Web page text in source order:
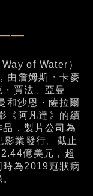
of Water）
由詹姆斯・卡麥
賈法、亞曼
和沙恩・薩拉爾
《阿凡達》的續
，製片公司為
業發行。截止
億美元，超
時為2019冠狀病